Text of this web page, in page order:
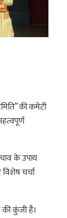
की कमेटी
के उपाय
चर्चा
की कुंजी है।